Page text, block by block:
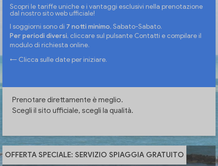
Scopri le tariffe uniche e i vantaggi esclusivi nella prenotazione
dal nostro sito web ufficiale!
I soggiorni sono di 7 notti minimo, Sabato-Sabato.
Per periodi diversi, cliccare sul pulsante Contatti e compilare il
modulo di richiesta online.
← Clicca sulle date per iniziare.
Prenotare direttamente è meglio.
Scegli il sito ufficiale, scegli la qualità.
OFFERTA SPECIALE: SERVIZIO SPIAGGIA GRATUITO